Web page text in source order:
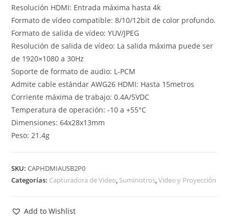
Resolución HDMI: Entrada máxima hasta 4k
Formato de vídeo compatible: 8/10/12bit de color profundo.
Formato de salida de vídeo: YUV/JPEG
Resolución de salida de vídeo: La salida máxima puede ser
de 1920×1080 a 30Hz
Soporte de formato de audio: L-PCM
Admite cable estándar AWG26 HDMI: Hasta 15metros
Corriente máxima de trabajo: 0.4A/5VDC
Temperatura de operación: -10 a +55°C
Dimensiones: 64x28x13mm
Peso: 21.4g
SKU:CAPHDMIAUSB2P0
Categorías: Capturadora de Video, Suministros,Video y Proyección
Add to Wishlist